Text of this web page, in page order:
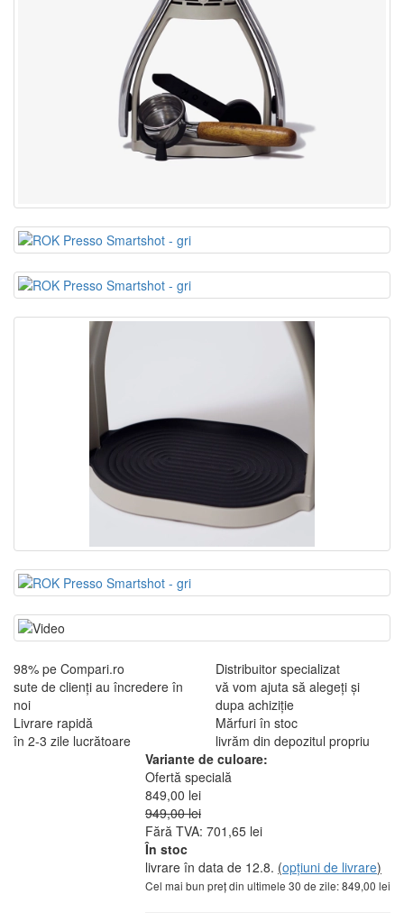
98% pe Compari.ro
sute de clienți au încredere în
noi
Distribuitor specializat
vă vom ajuta să alegeți și
dupa achiziție
Livrare rapidă
în 2-3 zile lucrătoare
Mărfuri în stoc
livrăm din depozitul propriu
Variante de culoare:
Ofertă specială
849,00 lei
949,00 lei
Fără TVA: 701,65 lei
În stoc
livrare în data de 12.8. (opțiuni de livrare)
Cel mai bun preț din ultimele 30 de zile: 849,00 lei